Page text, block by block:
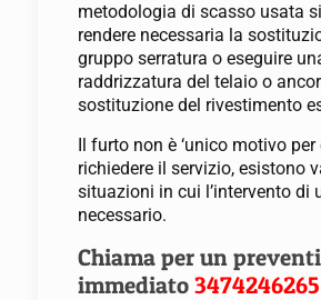
metodologia di scasso usata
rendere necessaria la
gruppo serratura o eseguire
raddrizzatura del telaio o
sostituzione del rivestimento
Il furto non è ‘unico motivo per
richiedere il servizio, esistono
situazioni in cui l’intervento di
necessario.
Chiama per un
immediato 3474246265